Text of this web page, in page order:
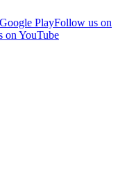
PlayFollow us on
on YouTube